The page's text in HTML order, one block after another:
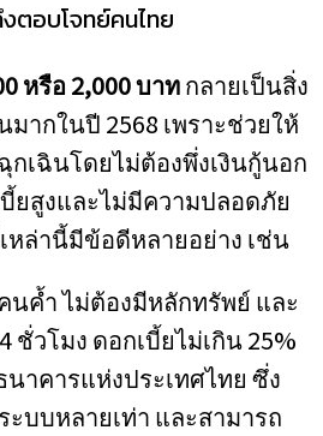
ตอบโจทย์คนไทย
หรือ 2,000 บาทกลายเป็นสิ่ง
ากในปี 2568 เพราะช่วยให้
กเฉินโดยไม่ต้องพึ่งเงินกู้นอก
ยสูงและไม่มีความปลอดภัย
ล่านี้มีข้อดีหลายอย่าง เช่น
นค้ำ ไม่ต้องมีหลักทรัพย์ และ
ชั่วโมง ดอกเบี้ยไม่เกิน 25%
าคารแห่งประเทศไทย ซึ่ง
บบหลายเท่า และสามารถ